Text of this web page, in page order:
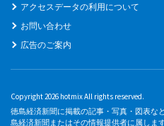
アクセスデータの利用について
お問い合わせ
広告のご案内
Copyright 2026 hotmix All rights reserved.
徳島経済新聞に掲載の記事・写真・図表な
島経済新聞またはその情報提供者に属します